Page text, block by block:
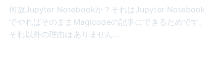
何故Jupyter Notebookか？それはJupyter Notebook
でやればそのままMagicodeの記事にできるためです。
それ以外の理由はありません...